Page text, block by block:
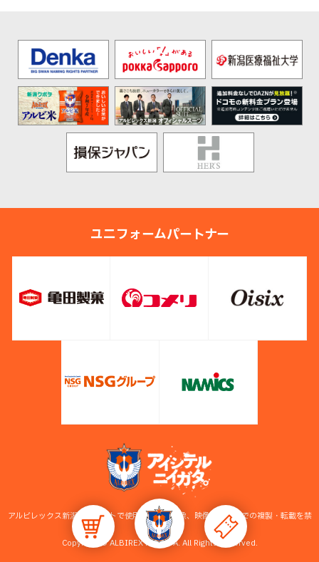
ユニフォームパートナー
アルビレックス新潟公式サイトで使用している画像、映像等の無断での複製・転載を禁
止します。
Copyright © ALBIREX NIIGATA. All Rights Reserved.